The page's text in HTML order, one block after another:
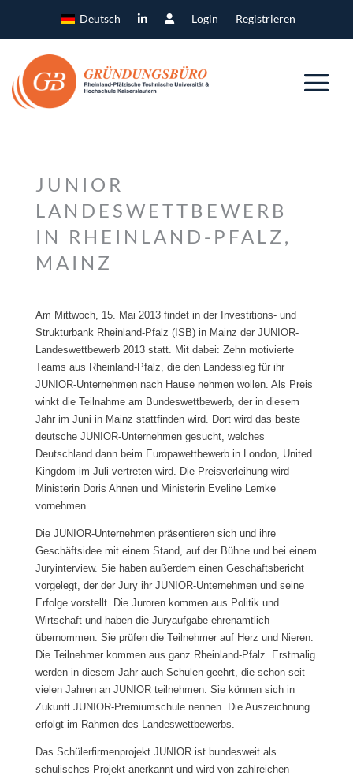
Deutsch Login Registrieren
JUNIOR
LANDESWETTBEWERB
IN RHEINLAND-PFALZ,
MAINZ
Am Mittwoch, 15. Mai 2013 findet in der Investitions- und
Strukturbank Rheinland-Pfalz (ISB) in Mainz der JUNIOR-
Landeswettbewerb 2013 statt. Mit dabei: Zehn motivierte
Teams aus Rheinland-Pfalz, die den Landessieg für ihr
JUNIOR-Unternehmen nach Hause nehmen wollen. Als Preis
winkt die Teilnahme am Bundeswettbewerb, der in diesem
Jahr im Juni in Mainz stattfinden wird. Dort wird das beste
deutsche JUNIOR-Unternehmen gesucht, welches
Deutschland dann beim Europawettbewerb in London, United
Kingdom im Juli vertreten wird. Die Preisverleihung wird
Ministerin Doris Ahnen und Ministerin Eveline Lemke
vornehmen.
Die JUNIOR-Unternehmen präsentieren sich und ihre
Geschäftsidee mit einem Stand, auf der Bühne und bei einem
Juryinterview. Sie haben außerdem einen Geschäftsbericht
vorgelegt, der der Jury ihr JUNIOR-Unternehmen und seine
Erfolge vorstellt. Die Juroren kommen aus Politik und
Wirtschaft und haben die Juryaufgabe ehrenamtlich
übernommen. Sie prüfen die Teilnehmer auf Herz und Nieren.
Die Teilnehmer kommen aus ganz Rheinland-Pfalz. Erstmalig
werden in diesem Jahr auch Schulen geehrt, die schon seit
vielen Jahren an JUNIOR teilnehmen. Sie können sich in
Zukunft JUNIOR-Premiumschule nennen. Die Auszeichnung
erfolgt im Rahmen des Landeswettbewerbs.
Das Schülerfirmenprojekt JUNIOR ist bundesweit als
schulisches Projekt anerkannt und wird von zahlreichen